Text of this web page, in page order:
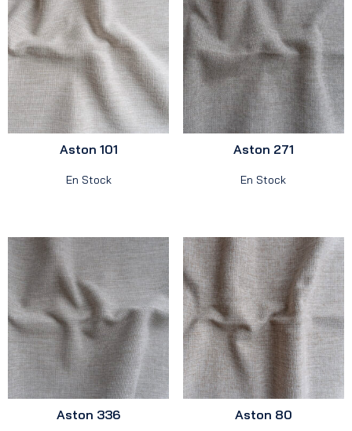
Aston 101
En Stock
Aston 271
En Stock
Aston 336 Aston 80